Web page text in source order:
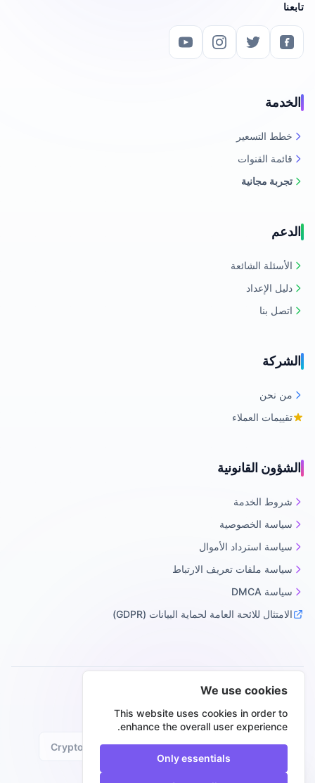
تابعنا
الخدمة
خطط التسعير
قائمة القنوات
تجربة مجانية
الدعم
الأسئلة الشائعة
دليل الإعداد
اتصل بنا
الشركة
من نحن
تقييمات العملاء
الشؤون القانونية
شروط الخدمة
سياسة الخصوصية
سياسة استرداد الأموال
سياسة ملفات تعريف الارتباط
سياسة DMCA
الامتثال للائحة العامة لحماية البيانات (GDPR)
طرق دفع آمنة
Visa
Mastercard
PayPal
Crypto
We use cookies
This website uses cookies in order to
enhance the overall user experience.
Only essentials